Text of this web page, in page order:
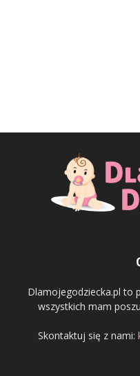
Dlamojegodziecka.pl to
wszystkich mam
Skontaktuj się z nami: